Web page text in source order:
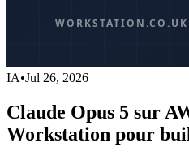
IA•Jul 26, 2026
Claude Opus 5 sur
Workstation pour